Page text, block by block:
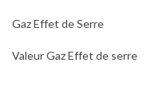
Gaz Effet de Serre
Valeur Gaz Effet de serre